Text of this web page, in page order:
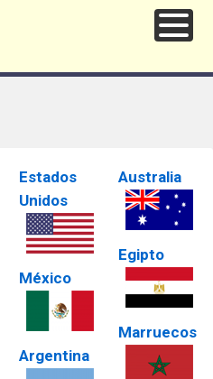
Estados
Unidos
México
Argentina
Australia
Egipto
Marruecos